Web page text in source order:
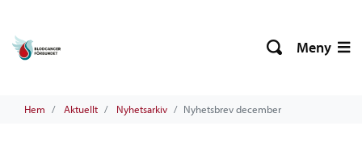
Meny
Hem Aktuellt Nyhetsarkiv Nyhetsbrev december